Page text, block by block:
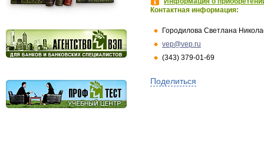
Контактная информация:
Городилова Светлана
vep@vep.ru
(343) 379-01-69
Поделиться